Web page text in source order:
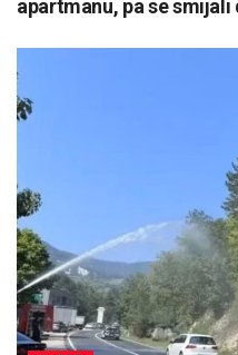
apartmanu, pa se